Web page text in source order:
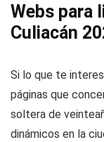
Webs para
Culiacán
Si lo que te
páginas que
soltera de
dinámicos en la